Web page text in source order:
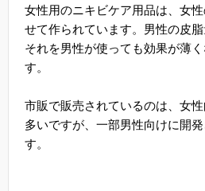
女性用のニキビケア用品は、女
せて作られています。男性の皮脂
それを男性が使っても効果が薄
す。
市販で販売されているのは、女
多いですが、一部男性向けに開
す。